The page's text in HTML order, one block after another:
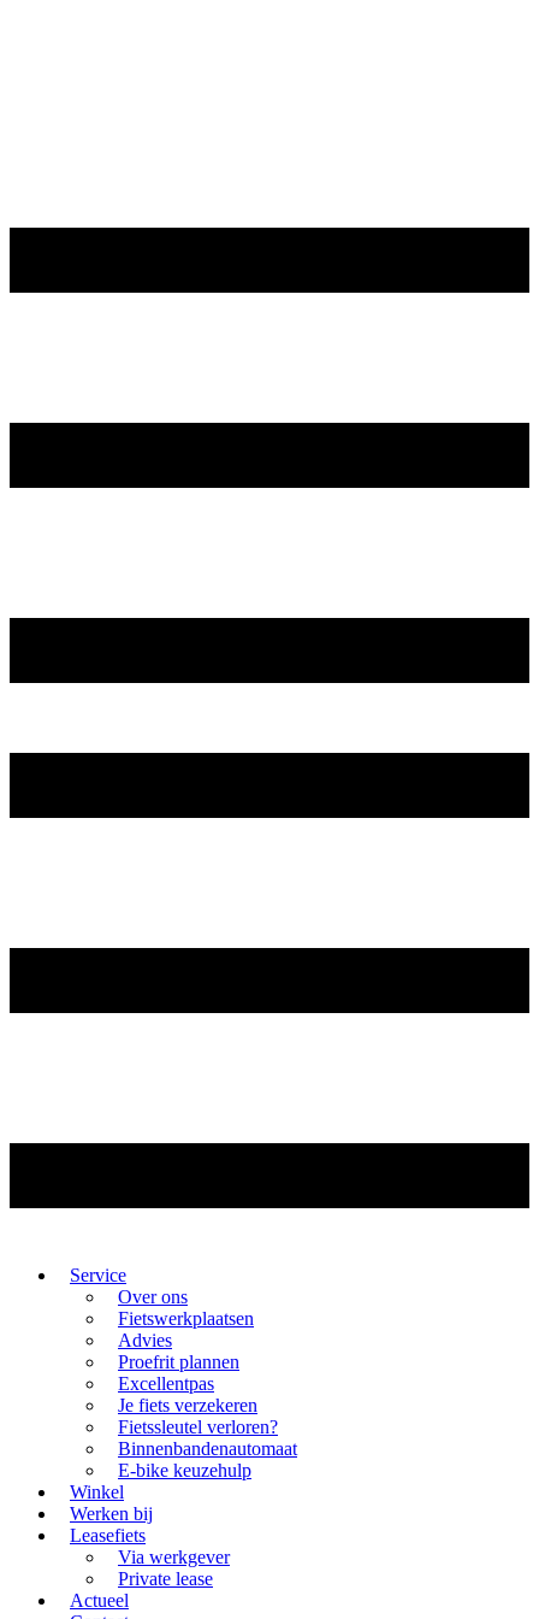
Service
Over ons
Fietswerkplaatsen
Advies
Proefrit plannen
Excellentpas
Je fiets verzekeren
Fietssleutel verloren?
Binnenbandenautomaat
E-bike keuzehulp
Winkel
Werken bij
Leasefiets
Via werkgever
Private lease
Actueel